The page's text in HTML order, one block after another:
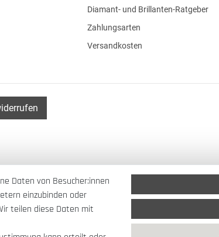
Diamant- und Brillanten-Ratgeber
Zahlungsarten
Versandkosten
Daten von Besucher:innen
einzubinden oder
teilen diese Daten mit